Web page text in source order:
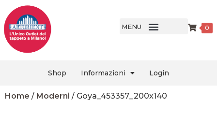
MENU 0
Shop Informazioni Login
Home / Moderni / Goya_453357_200x140